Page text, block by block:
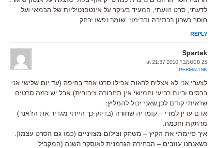
לדעתי, סרט זוועתי, המעיד בעיקר על אינטפנטיליות של הבמאי ועל
חוסר כשרון בכתיבה ובבימוי. שומר נפשו ירחק.
REPLY
Spartak
25 ספטמבר 2010 at 21:37
PERMALINK
לצערי,אני לא אצליח לראות אפילו סרט אחד בחיפה (עד יום שלישי אני
בבסיס וביום רביעי וחמישי אין תחבורה ציבורית).אבל יש כמה סרטים
שראיתי קודם לכן,שאני יכול להמליץ:
אדם עדין למדי – קומדיה שחורה (בדיוק כך הייתי מגדיר את הז'אנר)
מרתקת וחכמה.
איך סיימתי את הקיץ – משחק וצילום מצויניים (כמו גם הסרט עצמו).
כשאנחנו עוזבים – הבחירה הגרמנית לאוסקר השנה (המקביל